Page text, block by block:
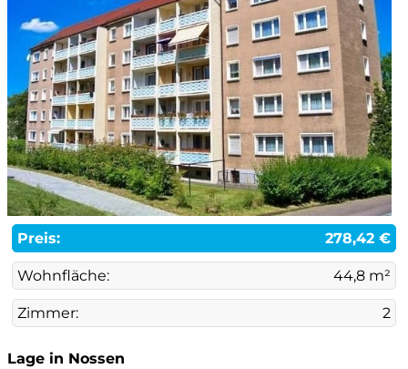
Preis: 278,42 €
Wohnfläche: 44,8 m²
Zimmer: 2
Lage in Nossen